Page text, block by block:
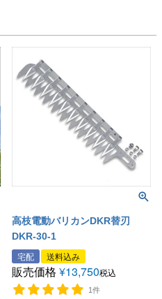
高枝電動バリカンDKR替刃
DKR-30-1
宅配 送料込み
販売価格 ¥13,750税込
1件